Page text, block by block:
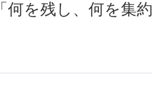
を残し、何を集